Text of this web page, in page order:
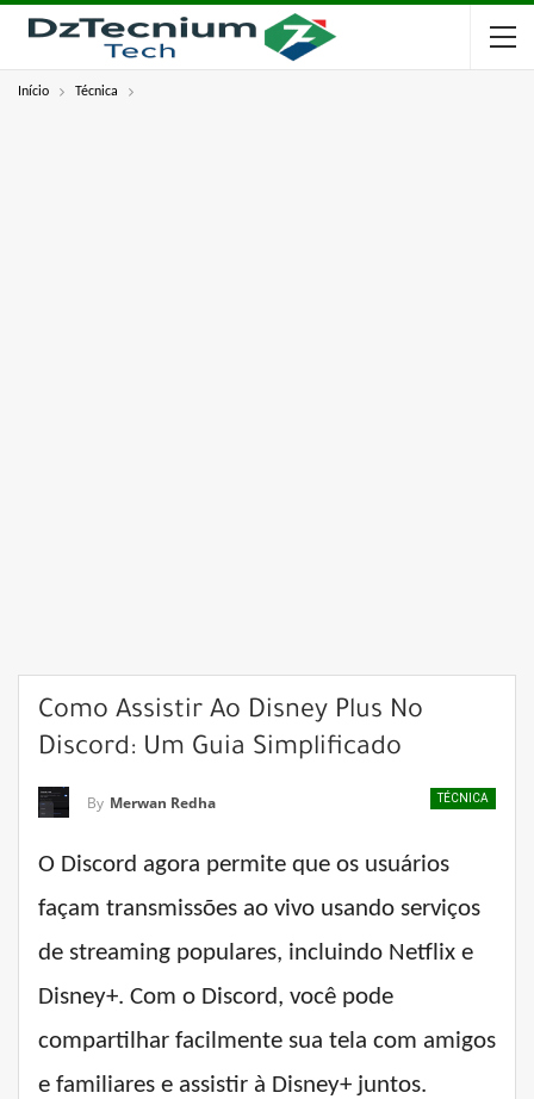
Início Técnica
Como Assistir Ao Disney Plus No
Discord: Um Guia Simplificado
TÉCNICA
By Merwan Redha
O Discord agora permite que os usuários
façam transmissões ao vivo usando serviços
de streaming populares, incluindo Netflix e
Disney+. Com o Discord, você pode
compartilhar facilmente sua tela com amigos
e familiares e assistir à Disney+ juntos.